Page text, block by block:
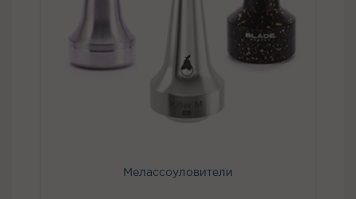
Мелассоуловители